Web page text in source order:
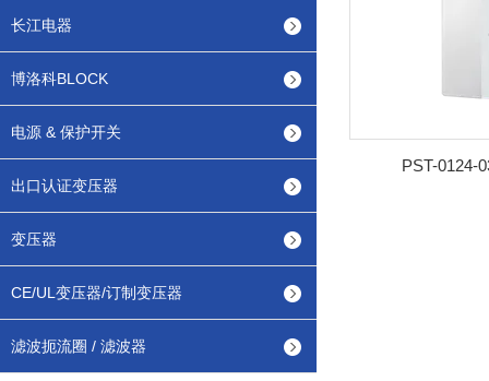
长江电器
博洛科BLOCK
电源 & 保护开关
出口认证变压器
变压器
CE/UL变压器/订制变压器
滤波扼流圈 / 滤波器
PST-0124-